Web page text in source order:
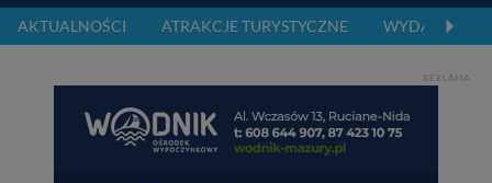
AKTUALNOŚCI ATRAKCJE TURYSTYCZNE WYDARZENIA
REKLAMA